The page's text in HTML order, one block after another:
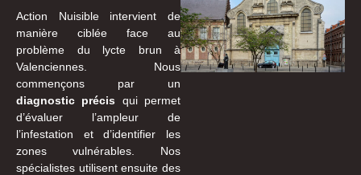
Action Nuisible intervient de
manière ciblée face au
problème du lycte brun à
Valenciennes. Nous
commençons par un
diagnostic précis qui permet
d’évaluer l’ampleur de
l’infestation et d’identifier les
zones vulnérables. Nos
spécialistes utilisent ensuite des